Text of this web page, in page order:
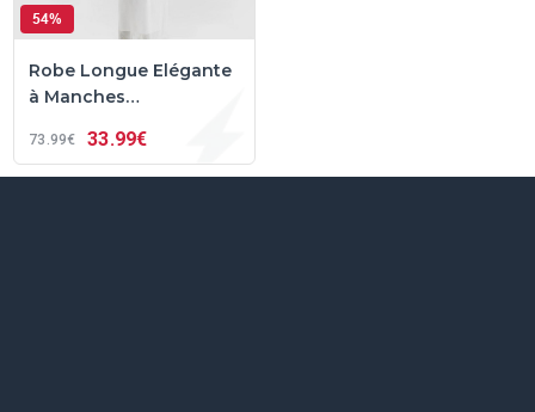
54%
Robe Longue Elégante
à Manches
73 99€ 33 99€